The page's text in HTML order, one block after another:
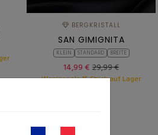
BERGKRISTALL
SAN GIMIGNITA
KLEIN STANDARD BREITE
14,99 € 29,99 €
Weniger als 15 Stück auf Lager